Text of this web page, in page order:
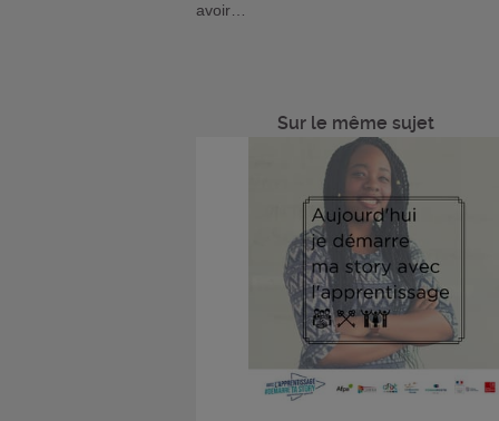
avoir…
Sur le même sujet